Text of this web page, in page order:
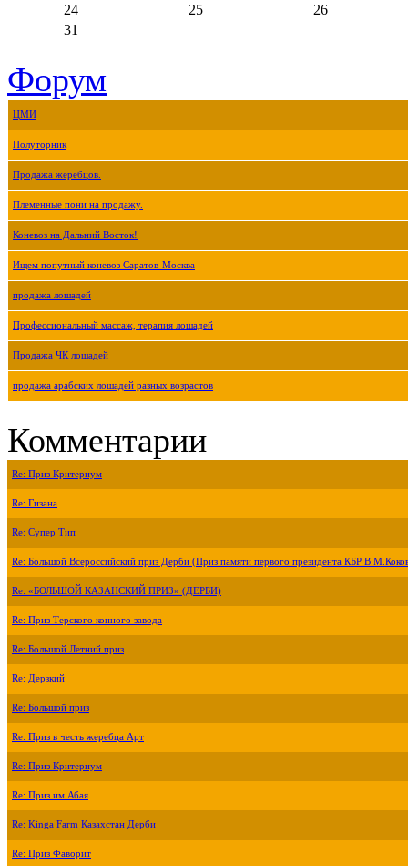
24
25
26
31
Форум
ЦМИ
Полуторник
Продажа жеребцов.
Племенные пони на продажу.
Коневоз на Дальний Восток!
Ищем попутный коневоз Саратов-Москва
продажа лошадей
Профессиональный массаж, терапия лошадей
Продажа ЧК лошадей
продажа арабских лошадей разных возрастов
Комментарии
Re: Приз Критериум
Re: Гизана
Re: Супер Тип
Re: Большой Всероссийский приз Дерби (Приз памяти первого президента КБР
Re: «БОЛЬШОЙ КАЗАНСКИЙ ПРИЗ» (ДЕРБИ)
Re: Приз Терского конного завода
Re: Большой Летний приз
Re: Дерзкий
Re: Большой приз
Re: Приз в честь жеребца Арт
Re: Приз Критериум
Re: Приз им.Абая
Re: Kinga Farm Казахстан Дерби
Re: Приз Фаворит